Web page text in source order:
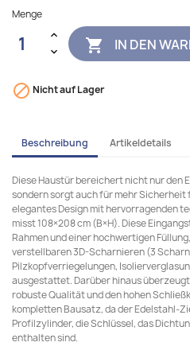
Menge
 IN DEN
 Nicht auf Lager
Beschreibung Artikeldetails
Diese Haustür bereichert nicht nur den
sondern sorgt auch für mehr Sicherheit
elegantes Design mit hervorragenden
misst 108×208 cm (B×H). Diese
Rahmen und einer hochwertigen
verstellbaren 3D-Scharnieren (3
Pilzkopfverriegelungen,
ausgestattet. Darüber hinaus
robuste Qualität und den hohen
kompletten Bausatz, da der Edelstahl-
Profilzylinder, die Schlüssel, das
enthalten sind.